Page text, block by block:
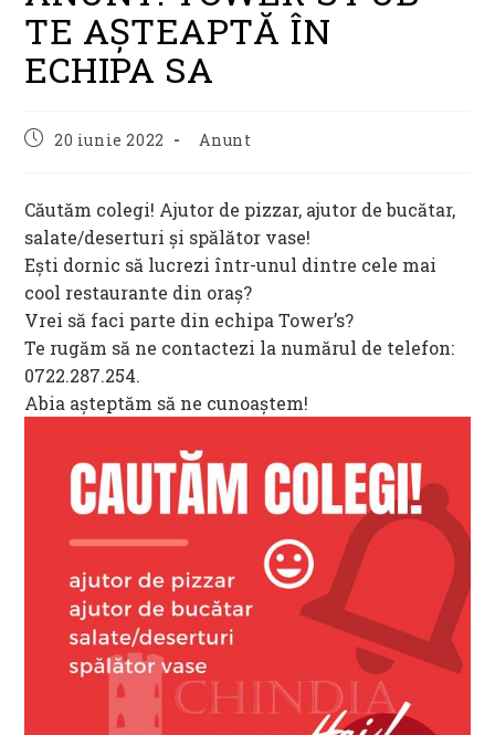
TE AȘTEAPTĂ ÎN
ECHIPA SA
Post20 iunie 2022
Post
Anunt
Căutăm colegi! Ajutor de pizzar, ajutor de bucătar,
salate/deserturi și spălător vase!
Ești dornic să lucrezi într-unul dintre cele mai
cool restaurante din oraș?
Vrei să faci parte din echipa Tower’s?
Te rugăm să ne contactezi la numărul de telefon:
0722.287.254.
Abia așteptăm să ne cunoaștem!